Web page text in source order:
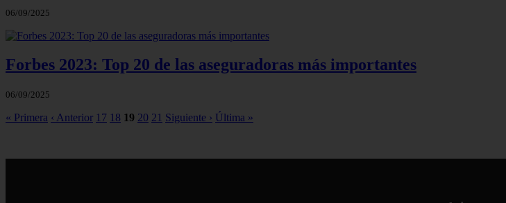
06/09/2025
Forbes 2023: Top 20 de las aseguradoras más importantes
06/09/2025
« Primera ‹ Anterior 17 18 19 20 21 Siguiente › Última »